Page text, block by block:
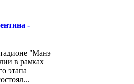
-
"Манэ
в рамках
этапа